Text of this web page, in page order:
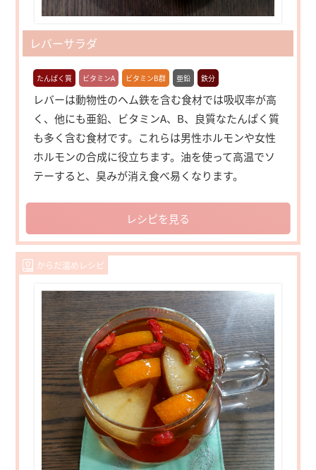
レバーサラダ
たんぱく質 ビタミンA ビタミンB群 亜鉛 鉄分
レバーは動物性のヘム鉄を含む食材では吸収率が高
く、他にも亜鉛、ビタミンA、B、良質なたんぱく質
も多く含む食材です。これらは男性ホルモンや女性
ホルモンの合成に役立ちます。油を使って高温でソ
テーすると、臭みが消え食べ易くなります。
レシピを見る
からだ温めレシピ